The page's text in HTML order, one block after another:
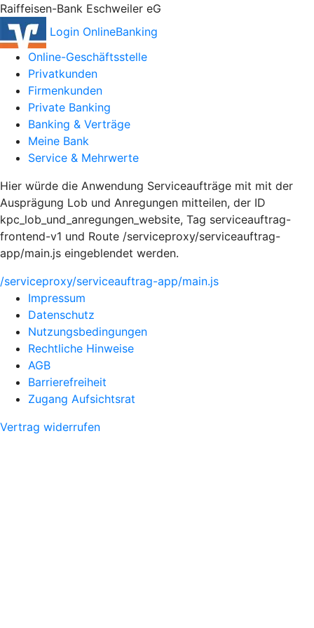
Raiffeisen-Bank Eschweiler eG
Login OnlineBanking
Online-Geschäftsstelle
Privatkunden
Firmenkunden
Private Banking
Banking & Verträge
Meine Bank
Service & Mehrwerte
Hier würde die Anwendung Serviceaufträge mit mit der
Ausprägung Lob und Anregungen mitteilen, der ID
kpc_lob_und_anregungen_website, Tag serviceauftrag-
frontend-v1 und Route /serviceproxy/serviceauftrag-
app/main.js eingeblendet werden.
/serviceproxy/serviceauftrag-app/main.js
Impressum
Datenschutz
Nutzungsbedingungen
Rechtliche Hinweise
AGB
Barrierefreiheit
Zugang Aufsichtsrat
Vertrag widerrufen